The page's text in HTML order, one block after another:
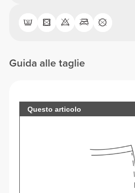
Guida alle taglie
Questo articolo